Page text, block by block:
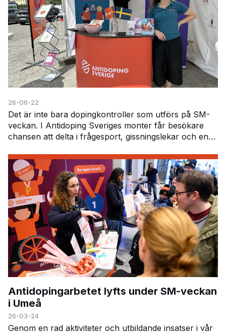
26-06-22
Det är inte bara dopingkontroller som utförs på SM-
veckan. I Antidoping Sveriges monter får besökare
chansen att delta i frågesport, gissningslekar och en
Antidopingarbetet lyfts under SM-veckan
i Umeå
26-03-24
Genom en rad aktiviteter och utbildande insatser i vår